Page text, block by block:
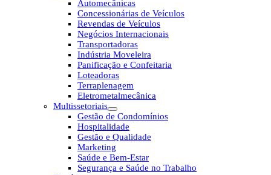
Automecânicas
Concessionárias de Veículos
Revendas de Veículos
Negócios Internacionais
Transportadoras
Indústria Moveleira
Panificação e Confeitaria
Loteadoras
Terraplenagem
Eletrometalmecânica
Multissetoriais
Gestão de Condomínios
Hospitalidade
Gestão e Qualidade
Marketing
Saúde e Bem-Estar
Segurança e Saúde no Trabalho